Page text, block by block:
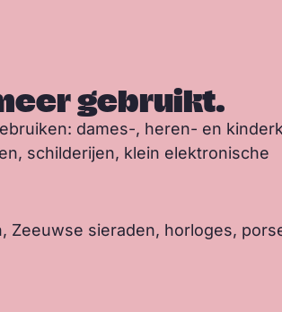
gebruikt.
dames-, heren- en
schilderijen, klein elektronische
Zeeuwse sieraden, horloges,